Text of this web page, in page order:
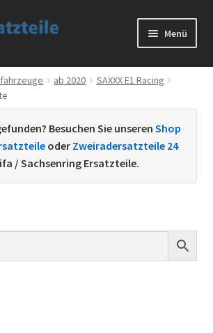
Menü
ab 2020
SAXXX E1 Racing
Besuchen Sie unseren Shop
oder Zweiradersatzteile 24
/ Sachsenring Ersatzteile.